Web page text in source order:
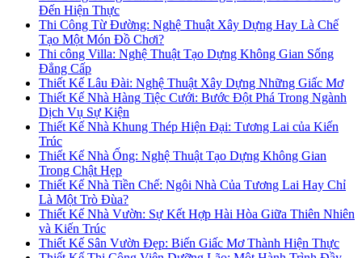
Đến Hiện Thực
Thi Công Từ Đường: Nghệ Thuật Xây Dựng Hay Là Chế
Tạo Một Món Đồ Chơi?
Thi công Villa: Nghệ Thuật Tạo Dựng Không Gian Sống
Đẳng Cấp
Thiết Kế Lâu Đài: Nghệ Thuật Xây Dựng Những Giấc Mơ
Thiết Kế Nhà Hàng Tiệc Cưới: Bước Đột Phá Trong Ngành
Dịch Vụ Sự Kiện
Thiết Kế Nhà Khung Thép Hiện Đại: Tương Lai của Kiến
Trúc
Thiết Kế Nhà Ống: Nghệ Thuật Tạo Dựng Không Gian
Trong Chật Hẹp
Thiết Kế Nhà Tiền Chế: Ngôi Nhà Của Tương Lai Hay Chỉ
Là Một Trò Đùa?
Thiết Kế Nhà Vườn: Sự Kết Hợp Hài Hòa Giữa Thiên Nhiên
và Kiến Trúc
Thiết Kế Sân Vườn Đẹp: Biến Giấc Mơ Thành Hiện Thực